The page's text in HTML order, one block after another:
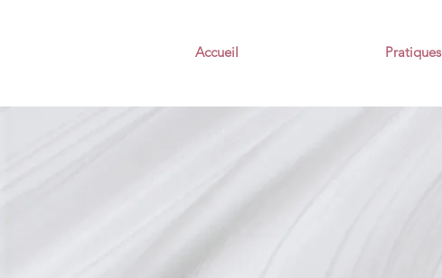
Accueil Pratiques